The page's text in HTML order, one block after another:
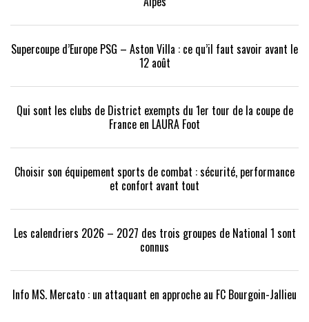
Supercoupe d’Europe PSG – Aston Villa : ce qu’il faut savoir avant le
12 août
Qui sont les clubs de District exempts du 1er tour de la coupe de
France en LAURA Foot
Choisir son équipement sports de combat : sécurité, performance
et confort avant tout
Les calendriers 2026 – 2027 des trois groupes de National 1 sont
connus
Info MS. Mercato : un attaquant en approche au FC Bourgoin-Jallieu